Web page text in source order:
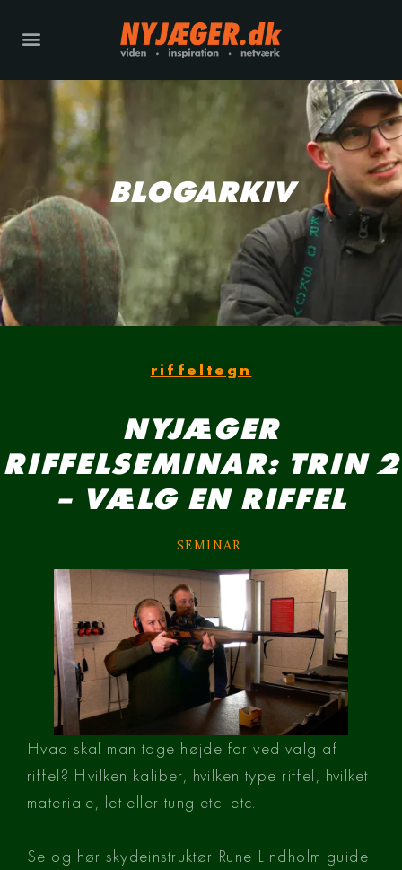
BLOGARKIV
riffeltegn
NYJÆGER
RIFFELSEMINAR: TRIN 2
– VÆLG EN RIFFEL
SEMINAR
Hvad skal man tage højde for ved valg af
riffel? Hvilken kaliber, hvilken type riffel, hvilket
materiale, let eller tung etc. etc.
Se og hør skydeinstruktør Rune Lindholm guide